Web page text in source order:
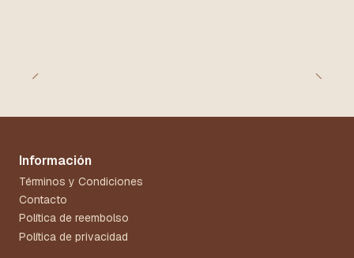
Información
Términos y Condiciones
Contacto
Política de reembolso
Política de privacidad